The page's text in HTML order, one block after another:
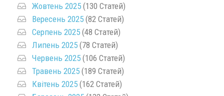
Жовтень 2025 (130 Статей)
Вересень 2025 (82 Статей)
Серпень 2025 (48 Статей)
Липень 2025 (78 Статей)
Червень 2025 (106 Статей)
Травень 2025 (189 Статей)
Квітень 2025 (162 Статей)